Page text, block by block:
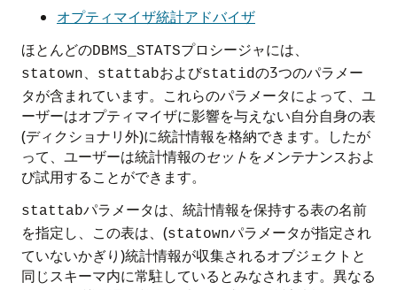
オプティマイザ統計アドバイザ
ほとんどのDBMS_STATSプロシージャには、
statown stattabおよびstatidの3つのパラメー
タが含まれています。これらのパラメータによって、ユ
ーザーはオプティマイザに影響を与えない自分自身の表
(ディクショナリ外)に統計情報を格納できます。したが
って、ユーザーは統計情報のセット をメンテナンスおよ
び試用することができます。
stattabパラメータは、統計情報を保持する表の名前
を指定し、この表は、(statownパラメータが指定され
ていないかぎり)統計情報が収集されるオブジェクトと
同じスキーマ内に常駐しているとみなされます。異なる